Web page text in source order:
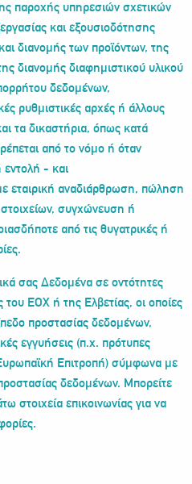
παροχής υπηρεσιών σχετικών
και εξουσιοδότησης
διανομής των προϊόντων, της
διανομής διαφημιστικού υλικού
δεδομένων,
ρυθμιστικές αρχές ή άλλους
τα δικαστήρια, όπως κατά
από το νόμο ή όταν
εντολή - και
εταιρική αναδιάρθρωση, πώληση
συγχώνευση ή
από τις θυγατρικές ή
σας Δεδομένα σε οντότητες
ΕΟΧ ή της Ελβετίας, οι οποίες
προστασίας δεδομένων,
εγγυήσεις (π.χ. πρότυπες
Επιτροπή) σύμφωνα με
δεδομένων. Μπορείτε
στοιχεία επικοινωνίας για να